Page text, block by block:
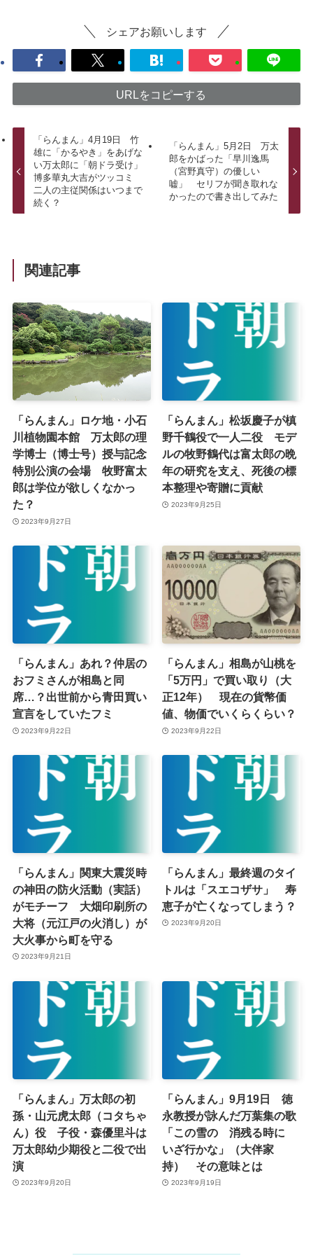
シェアお願いします
URLをコピーする
「らんまん」4月19日 竹
雄に「かるやき」をあげな
い万太郎に「朝ドラ受け」
博多華丸大吉がツッコミ
二人の主従関係はいつまで
続く？
「らんまん」5月2日 万太
郎をかばった「早川逸馬
（宮野真守）の優しい
嘘」 セリフが聞き取れな
かったので書き出してみた
関連記事
「らんまん」ロケ地・小石
川植物園本館 万太郎の理
学博士（博士号）授与記念
特別公演の会場 牧野富太
郎は学位が欲しくなかっ
た？
2023年9月27日
「らんまん」松坂慶子が槙
野千鶴役で一人二役 モデ
ルの牧野鶴代は富太郎の晩
年の研究を支え、死後の標
本整理や寄贈に貢献
2023年9月25日
「らんまん」あれ？仲居の
おフミさんが相島と同
席…？出世前から青田買い
宣言をしていたフミ
2023年9月22日
「らんまん」相島が山桃を
「5万円」で買い取り（大
正12年） 現在の貨幣価
値、物価でいくらくらい？
2023年9月22日
「らんまん」関東大震災時
の神田の防火活動（実話）
がモチーフ 大畑印刷所の
大将（元江戸の火消し）が
大火事から町を守る
2023年9月21日
「らんまん」最終週のタイ
トルは「スエコザサ」 寿
恵子が亡くなってしまう？
2023年9月20日
「らんまん」万太郎の初
孫・山元虎太郎（コタちゃ
ん）役 子役・森優里斗は
万太郎幼少期役と二役で出
演
2023年9月20日
「らんまん」9月19日 徳
永教授が詠んだ万葉集の歌
「この雪の 消残る時に
いざ行かな」（大伴家
持） その意味とは
2023年9月19日